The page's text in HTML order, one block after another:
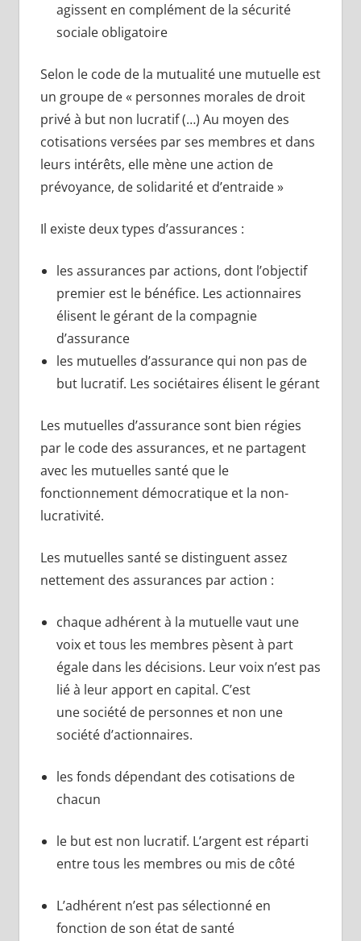
agissent en complément de la sécurité
sociale obligatoire
Selon le code de la mutualité une mutuelle est
un groupe de « personnes morales de droit
privé à but non lucratif (…) Au moyen des
cotisations versées par ses membres et dans
leurs intérêts, elle mène une action de
prévoyance, de solidarité et d’entraide »
Il existe deux types d’assurances :
les assurances par actions, dont l’objectif
premier est le bénéfice. Les actionnaires
élisent le gérant de la compagnie
d’assurance
les mutuelles d’assurance qui non pas de
but lucratif. Les sociétaires élisent le gérant
Les mutuelles d’assurance sont bien régies
par le code des assurances, et ne partagent
avec les mutuelles santé que le
fonctionnement démocratique et la non-
lucrativité.
Les mutuelles santé se distinguent assez
nettement des assurances par action :
chaque adhérent à la mutuelle vaut une
voix et tous les membres pèsent à part
égale dans les décisions. Leur voix n’est pas
lié à leur apport en capital. C’est
une société de personnes et non une
société d’actionnaires.
les fonds dépendant des cotisations de
chacun
le but est non lucratif. L’argent est réparti
entre tous les membres ou mis de côté
L’adhérent n’est pas sélectionné en
fonction de son état de santé